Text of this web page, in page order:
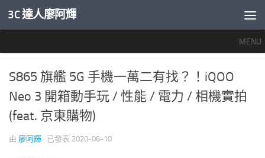
內文下方
3C 達人廖阿輝
MENU
6
S865 旗艦 5G 手機一萬二有找？！iQOO
Neo 3 開箱動手玩 / 性能 / 電力 / 相機實拍
(feat. 京東購物)
由 廖阿輝 · 已發表 2020-06-10